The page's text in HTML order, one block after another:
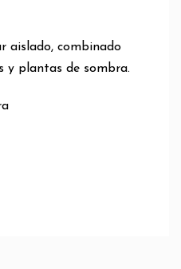
aislado, combinado
y plantas de sombra.